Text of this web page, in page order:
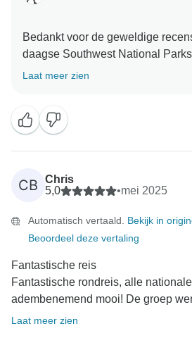
Bedankt voor de geweldige
daagse Southwest National
Camping Tour. We zijn zo blij om
Laat meer zien
CB
Chris
5,0
•mei 2025
Automatisch vertaald. Bekijk in
Beoordeel deze vertaling
Fantastische reis
Fantastische rondreis, alle
adembenemend mooi! De groep
Laat meer zien